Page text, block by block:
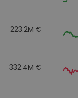
223.2M €
332.4M €